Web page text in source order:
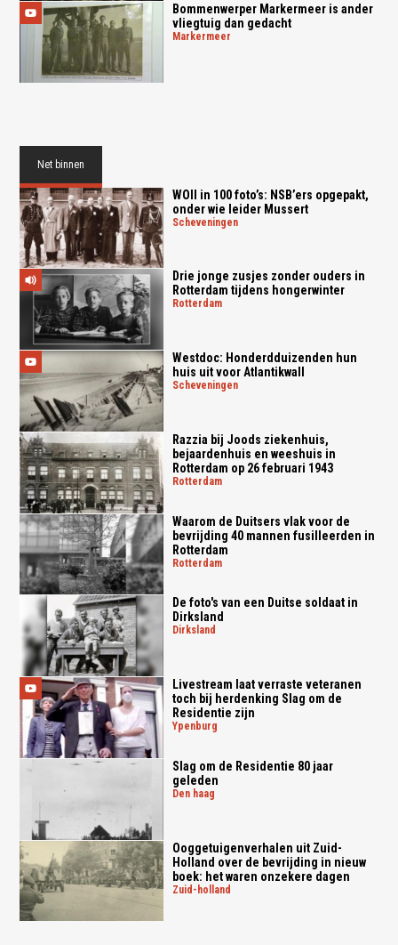
Bommenwerper Markermeer is ander
vliegtuig dan gedacht
markermeer
Net binnen
WOII in 100 foto’s: NSB’ers opgepakt,
onder wie leider Mussert
scheveningen
Drie jonge zusjes zonder ouders in
Rotterdam tijdens hongerwinter
rotterdam
Westdoc: Honderdduizenden hun
huis uit voor Atlantikwall
scheveningen
Razzia bij Joods ziekenhuis,
bejaardenhuis en weeshuis in
Rotterdam op 26 februari 1943
rotterdam
Waarom de Duitsers vlak voor de
bevrijding 40 mannen fusilleerden in
Rotterdam
rotterdam
De foto's van een Duitse soldaat in
Dirksland
dirksland
Livestream laat verraste veteranen
toch bij herdenking Slag om de
Residentie zijn
ypenburg
Slag om de Residentie 80 jaar
geleden
den haag
Ooggetuigenverhalen uit Zuid-
Holland over de bevrijding in nieuw
boek: het waren onzekere dagen
zuid-holland